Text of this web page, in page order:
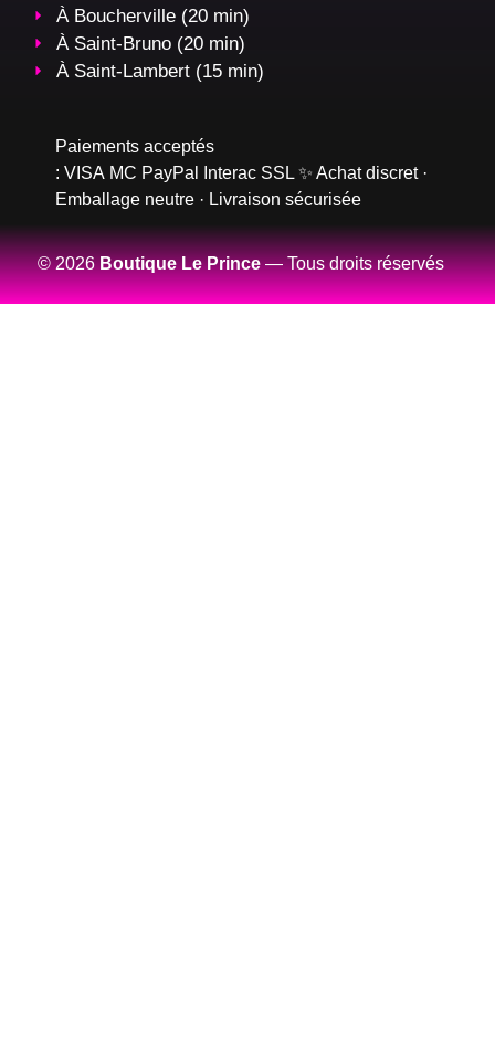
À Boucherville (20 min)
À Saint-Bruno (20 min)
À Saint-Lambert (15 min)
Paiements acceptés
: VISA MC PayPal Interac SSL ✨ Achat discret ·
Emballage neutre · Livraison sécurisée
© 2026Boutique Le Prince— Tous droits réservés